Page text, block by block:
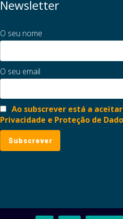
Newsletter
O seu nome
O seu email
Ao subscrever está a
Privacidade e Proteção de